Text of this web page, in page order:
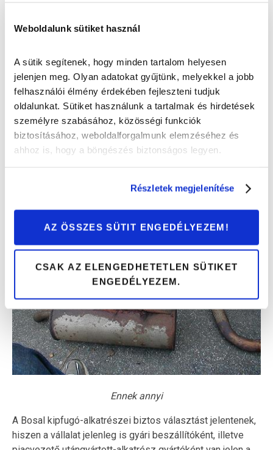
Weboldalunk sütiket használ
A sütik segítenek, hogy minden tartalom helyesen
jelenjen meg. Olyan adatokat gyűjtünk, melyekkel a jobb
felhasználói élmény érdekében fejleszteni tudjuk
oldalunkat. Sütiket használunk a tartalmak és hirdetések
személyre szabásához, közösségi funkciók
biztosításához, weboldalforgalmunk elemzéséhez és
ahhoz is, hogy a böngészés biztonságos legyen.
Részletek megjelenítése
AZ ÖSSZES SÜTIT ENGEDÉLYEZEM!
CSAK AZ ELENGEDHETETLEN SÜTIKET
ENGEDÉLYEZEM.
válik, vagy felvillan a „check engine” lámpa.
MIT LEHET TENNI, AKKOR, HA JAVÍTÁSRA VAN
SZÜKSÉG?
Ilyenkor a legegyszerűbben az alkatrész cseréjével
orvosolható a probléma. Különösen igaz ez olyan, nem
javítható elemeknél, mint a katalizátor vagy a
részecskeszűrő, de igen hasznos a középdob és a hátsó
Ennek annyi
A Bosal kipfugó-alkatrészei biztos választást jelentenek,
hiszen a vállalat jelenleg is gyári beszállítóként, illetve